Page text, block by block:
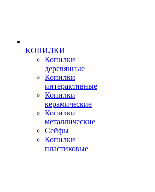
КОПИЛКИ
Копилки
деревянные
Копилки
интерактивные
Копилки
керамические
Копилки
металлические
Сейфы
Копилки
пластиковые